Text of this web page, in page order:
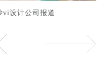
vi设计公司报道